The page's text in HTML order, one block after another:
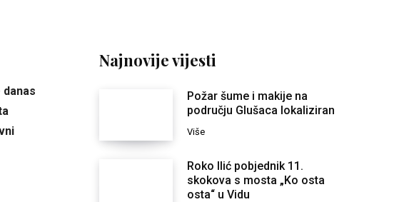
Najnovije vijesti
Požar šume i makije na
području Glušaca lokaliziran
Više
Roko Ilić pobjednik 11.
skokova s mosta „Ko osta
osta“ u Vidu